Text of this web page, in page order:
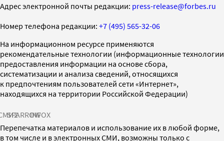
Адрес электронной почты редакции: press-release@forbes.ru
Номер телефона редакции: +7 (495) 565-32-06
На информационном ресурсе применяются
рекомендательные технологии (информационные технологии
предоставления информации на основе сбора,
систематизации и анализа сведений, относящихся
к предпочтениям пользователей сети «Интернет»,
находящихся на территории Российской Федерации)
SPARROWINFOX
Перепечатка материалов и использование их в любой форме,
в том числе и в электронных СМИ, возможны только с